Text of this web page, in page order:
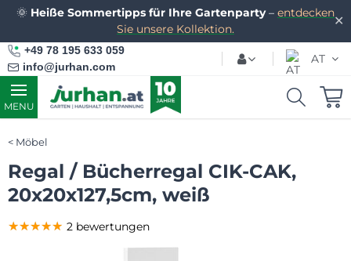
✕
🌞 Heiße Sommertipps für Ihre Gartenparty– entdecken
Sie unsere Kollektion.
+49 78 195 633 059
info@jurhan.com
AT
MENU
Möbel
Regal / Bücherregal CIK-CAK,
20x20x127,5cm, weiß
★★★★★
★★★★★
★★★★★ 2 bewertungen